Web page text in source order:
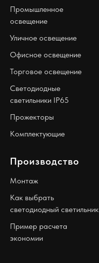
Промышленное
освещение
Уличное освещение
Офисное освещение
Торговое освещение
Светодиодные
светильники IP65
Прожекторы
Комплектующие
Производство
Монтаж
Как выбрать
светодиодный светильник
Пример расчета
экономии